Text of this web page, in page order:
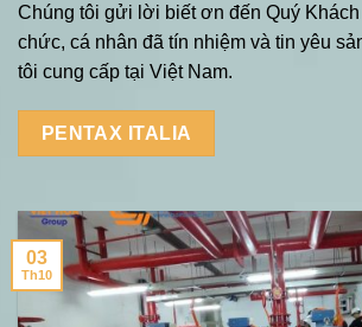
Chúng tôi gửi lời biết ơn đến Quý
chức, cá nhân đã tín nhiệm và tin yêu
tôi cung cấp tại Việt Nam.
PENTAX ITALIA
03
Th10